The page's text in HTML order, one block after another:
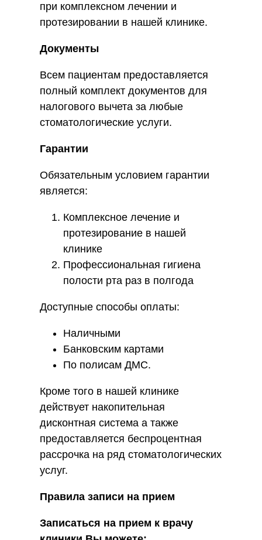
при комплексном лечении и
протезировании в нашей клинике.
Документы
Всем пациентам предоставляется
полный комплект документов для
налогового вычета за любые
стоматологические услуги.
Гарантии
Обязательным условием гарантии
является:
Комплексное лечение и
протезирование в нашей
клинике
Профессиональная гигиена
полости рта раз в полгода
Доступные способы оплаты:
Наличными
Банковским картами
По полисам ДМС.
Кроме того в нашей клинике
действует накопительная
дисконтная система а также
предоставляется беспроцентная
рассрочка на ряд стоматологических
услуг.
Правила записи на прием
Записаться на прием к врачу